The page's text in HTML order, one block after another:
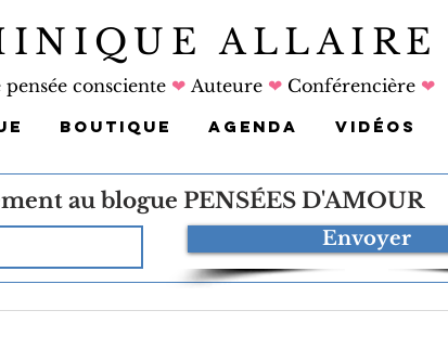
ALLAIRE
pensée consciente ❤Auteure ❤Conférencière ❤
BOUTIQUE AGENDA VIDÉOS
au blogue PENSÉES D'AMOUR
Envoyer